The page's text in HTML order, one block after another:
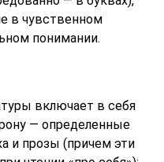
в чувственном
понимании.
включает в себя
— определенные
и прозы (причем эти